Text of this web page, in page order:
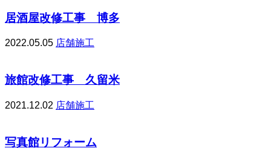
居酒屋改修工事 博多
2022.05.05 店舗施工
旅館改修工事 久留米
2021.12.02 店舗施工
写真館リフォーム